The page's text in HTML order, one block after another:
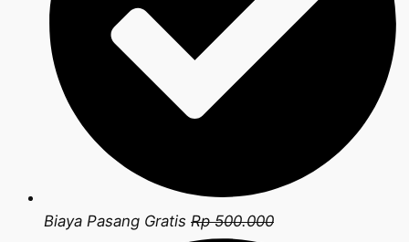
Biaya Pasang Gratis Rp 500.000